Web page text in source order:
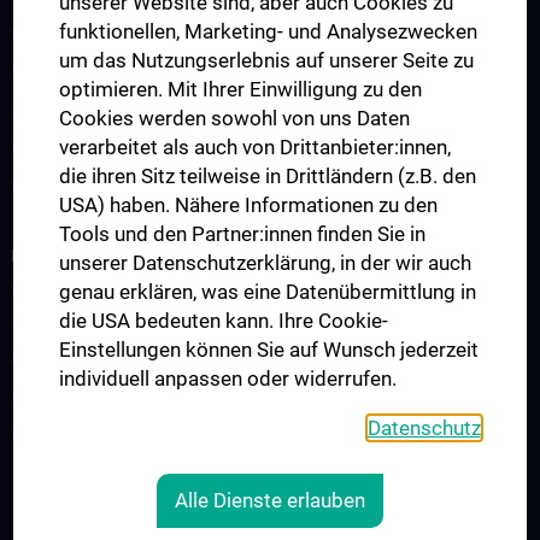
Famulaturen
Klinisch-Praktisches Jahr (KPJ)
Zentrum für pädiatrische Simulation und Patient:innensicherheit
Ultraschallausbildung
Lehre an der MedUni Wien
FORSCHUNG
Forschung an der Universitätsklinik für Kinder- und
Jugendheilkunde
Forschungsbereiche
funktionellen, Marketing- und Analysezwecken
um das Nutzungserlebnis auf unserer Seite zu
optimieren. Mit Ihrer Einwilligung zu den
Cookies werden sowohl von uns Daten
verarbeitet als auch von Drittanbieter:innen,
die ihren Sitz teilweise in Drittländern (z.B. den
USA) haben. Nähere Informationen zu den
Tools und den Partner:innen finden Sie in
unserer Datenschutzerklärung, in der wir auch
genau erklären, was eine Datenübermittlung in
die USA bedeuten kann. Ihre Cookie-
Einstellungen können Sie auf Wunsch jederzeit
individuell anpassen oder widerrufen.
Datenschutz
Alle Dienste erlauben